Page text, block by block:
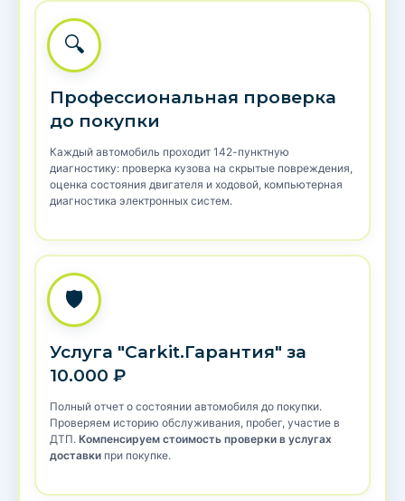
🔍
Профессиональная проверка
до покупки
Каждый автомобиль проходит 142-пунктную
диагностику: проверка кузова на скрытые повреждения,
оценка состояния двигателя и ходовой, компьютерная
диагностика электронных систем.
🛡️
Услуга "Carkit.Гарантия" за
10.000 ₽
Полный отчет о состоянии автомобиля до покупки.
Проверяем историю обслуживания, пробег, участие в
ДТП. Компенсируем стоимость проверки в услугах
доставки при покупке.